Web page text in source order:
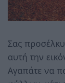
Σας
αυτή την
Αγαπάτε να